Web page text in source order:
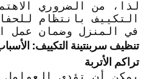
لذا، من الضروري
التكييف بانتظام
في المنزل وضمان عمل
تنظيف سربنتينة التكييف:
تراكم الأتربة
يمكن أن تؤدي العوامل